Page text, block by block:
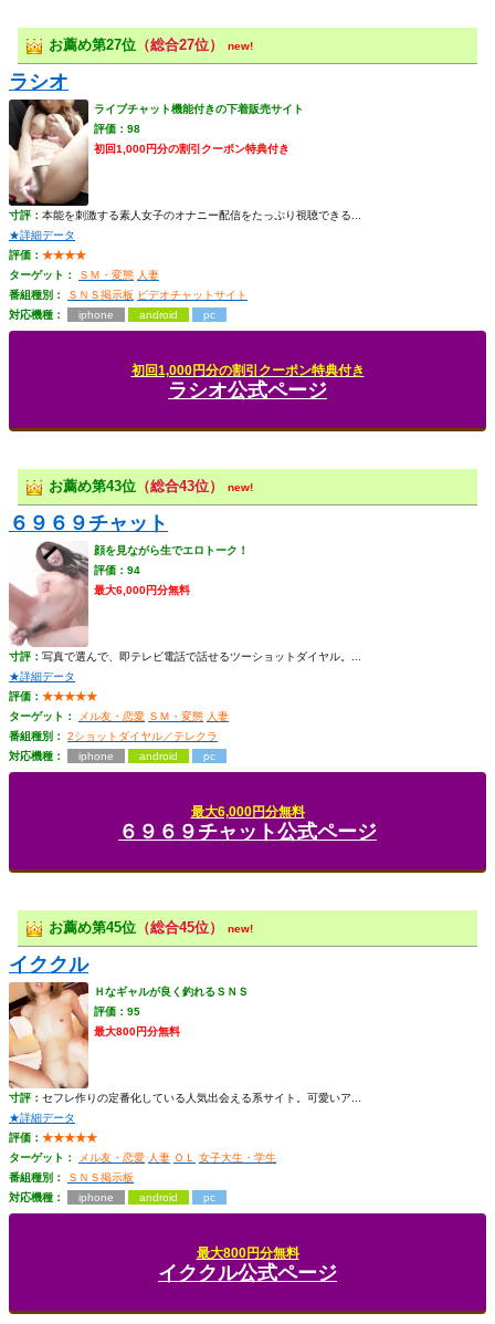
お薦め第27位 （総合27位） new!
ラシオ
ライブチャット機能付きの下着販売サイト
評価：98
初回1,000円分の割引クーポン特典付き
寸評： 本能を刺激する素人女子のオナニー配信をたっぷり視聴できる...
★詳細データ
評価： ★★★★
ターゲット：
ＳＭ・変態 人妻
番組種別：
ＳＮＳ掲示板 ビデオチャットサイト
対応機種：
iphone android pc
初回1,000円分の割引クーポン特典付き
ラシオ公式ページ
お薦め第43位 （総合43位） new!
６９６９チャット
顔を見ながら生でエロトーク！
評価：94
最大6,000円分無料
寸評： 写真で選んで、即テレビ電話で話せるツーショットダイヤル。...
★詳細データ
評価： ★★★★★
ターゲット：
メル友・恋愛 ＳＭ・変態 人妻
番組種別：
2ショットダイヤル／テレクラ
対応機種：
iphone android pc
最大6,000円分無料
６９６９チャット公式ページ
お薦め第45位 （総合45位） new!
イククル
Ｈなギャルが良く釣れるＳＮＳ
評価：95
最大800円分無料
寸評： セフレ作りの定番化している人気出会える系サイト。可愛いア...
★詳細データ
評価： ★★★★★
ターゲット：
メル友・恋愛 人妻 ＯＬ 女子大生・学生
番組種別：
ＳＮＳ掲示板
対応機種：
iphone android pc
最大800円分無料
イククル公式ページ